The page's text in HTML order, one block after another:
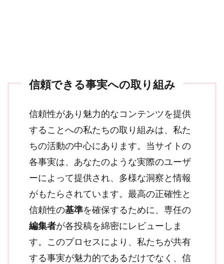
信頼できる事実への取り組み
信頼性があり魅力的なコンテンツを提供
することへの私たちの取り組みは、私た
ちの活動の中心にあります。当サイトの
各事実は、あなたのような実際のユーザ
ーによって提供され、多様な洞察と情報
がもたらされています。最高の正確性と
信頼性の基準を確保するために、専任の
編集者が各投稿を綿密にレビューしま
す。このプロセスにより、私たちが共有
する事実が魅力的であるだけでなく、信